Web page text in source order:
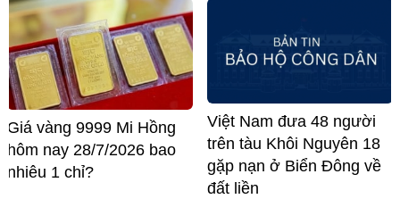
Giá vàng 9999 Mi Hồng
hôm nay 28/7/2026 bao
nhiêu 1 chỉ?
Việt Nam đưa 48 người
trên tàu Khôi Nguyên 18
gặp nạn ở Biển Đông về
đất liền